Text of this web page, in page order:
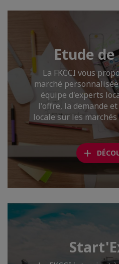
Etude
La FKCCI vous
marché
équipe d'experts
l'offre, la demande
locale sur les